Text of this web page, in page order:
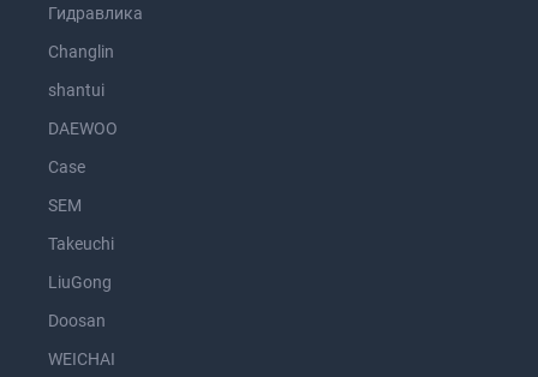
Гидравлика
Changlin
shantui
DAEWOO
Case
SEM
Takeuchi
LiuGong
Doosan
WEICHAI